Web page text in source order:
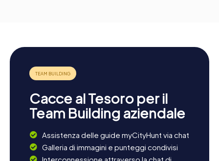
Cacce al Tesoro per il
Team Building aziendale
Assistenza delle guide myCityHunt via chat
Galleria di immagini e punteggi condivisi